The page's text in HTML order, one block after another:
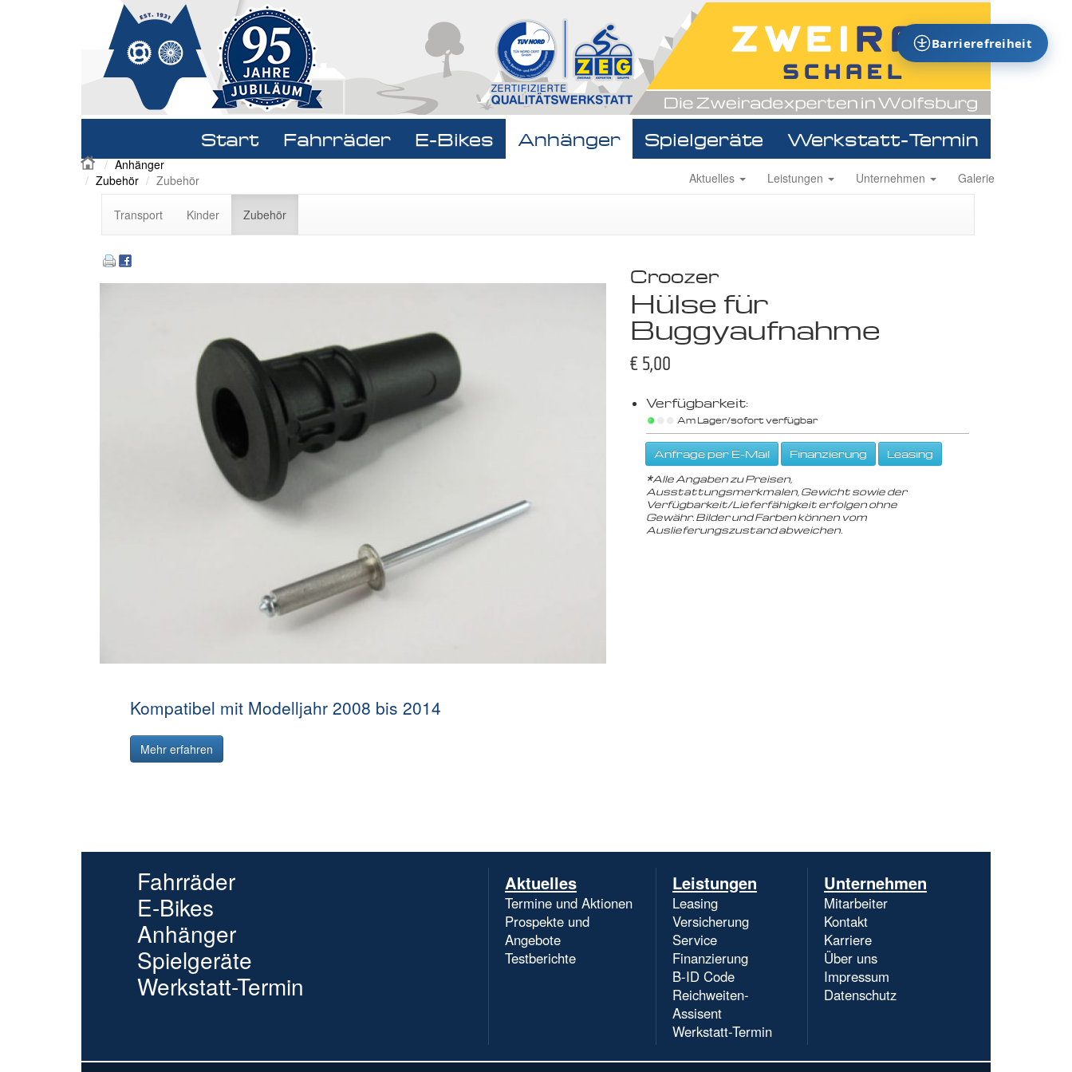
Navigation
überspringen
Start Fahrräder E-Bikes Anhänger Spielgeräte Werkstatt-Termin
Anhänger
Zubehör
Zubehör
Navigation
Aktuelles Leistungen Unternehmen
Galerie
überspringen
Transport Kinder Zubehör
Kompatibel mit Modelljahr 2008 bis 2014
Mehr erfahren
Croozer
Hülse für
Buggyaufnahme
€ 5,00
Verfügbarkeit:
Am Lager/sofort verfügbar
Anfrage per E-Mail Finanzierung Leasing
*Alle Angaben zu Preisen,
Ausstattungsmerkmalen, Gewicht sowie der
Verfügbarkeit/Lieferfähigkeit erfolgen ohne
Gewähr. Bilder und Farben können vom
Auslieferungszustand abweichen.
Barrierefreiheit
Navigation
überspringen
Fahrräder
E-Bikes
Anhänger
Spielgeräte
Werkstatt-Termin
Navigation
überspringen
Aktuelles
Termine und Aktionen
Prospekte und
Angebote
Testberichte
Leistungen
Leasing
Versicherung
Service
Finanzierung
B-ID Code
Reichweiten-
Assisent
Werkstatt-Termin
Unternehmen
Mitarbeiter
Kontakt
Karriere
Über uns
Impressum
Datenschutz